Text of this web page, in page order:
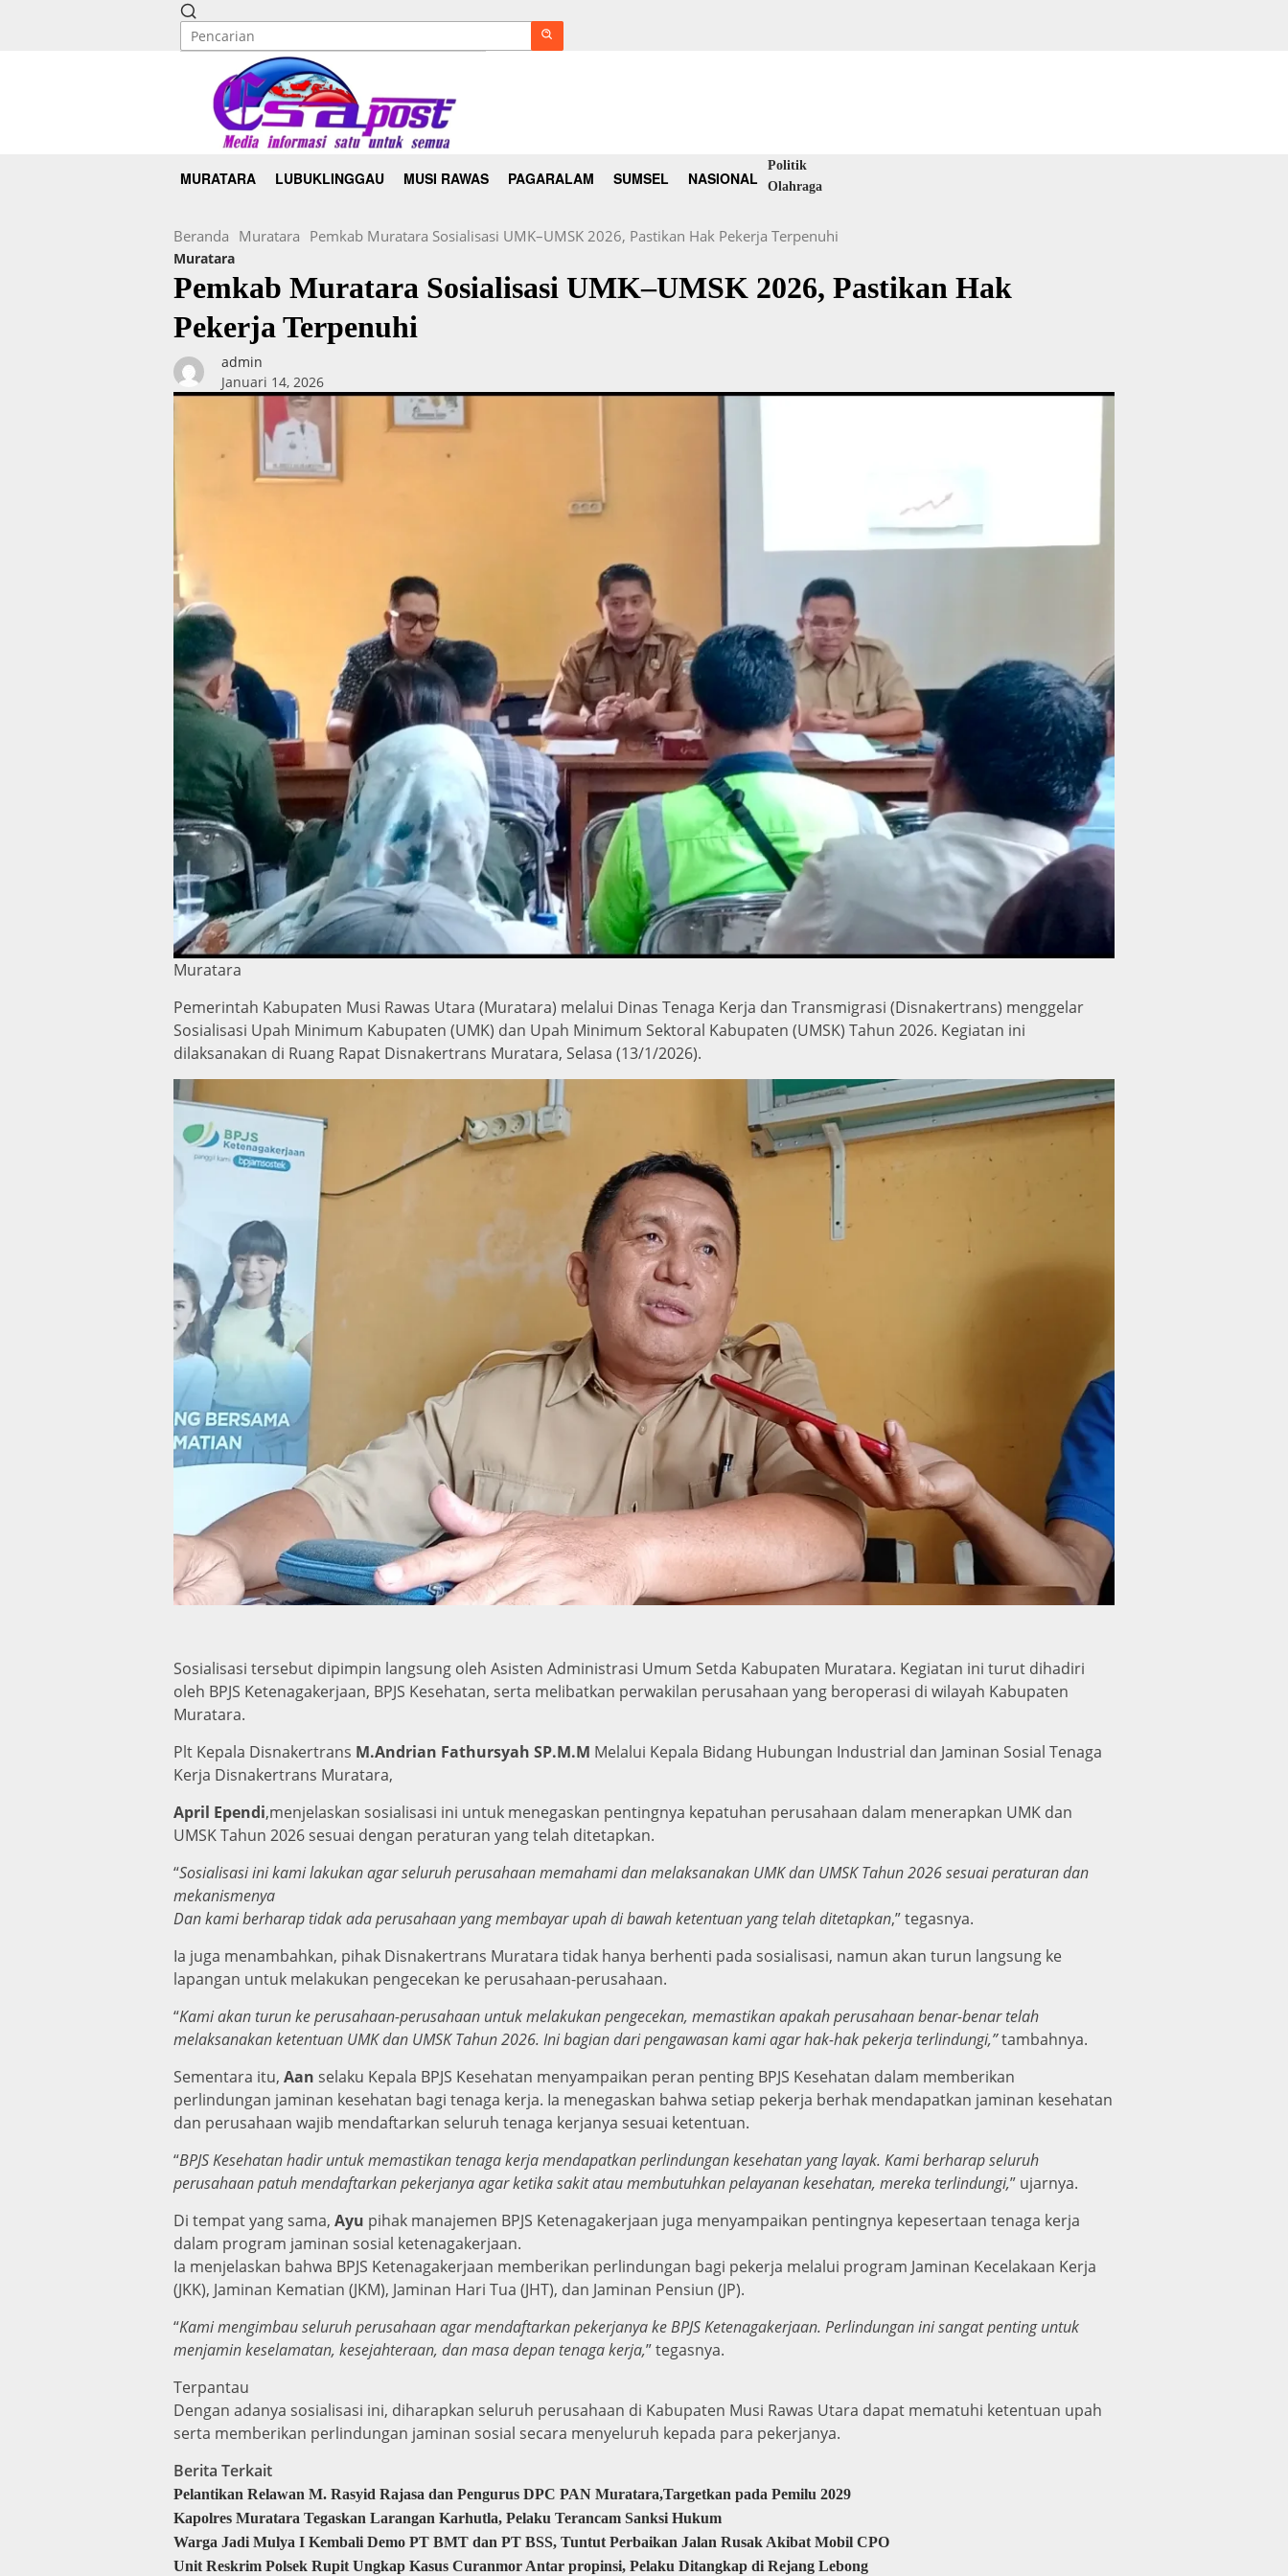
MURATARA LUBUKLINGGAU MUSI RAWAS PAGARALAM SUMSEL NASIONAL
Politik
Olahraga
Beranda Muratara Pemkab Muratara Sosialisasi UMK–UMSK 2026, Pastikan Hak Pekerja Terpenuhi
Muratara
Pemkab Muratara Sosialisasi UMK–UMSK 2026, Pastikan Hak
Pekerja Terpenuhi
admin
Januari 14, 2026
Muratara
Pemerintah Kabupaten Musi Rawas Utara (Muratara) melalui Dinas Tenaga Kerja dan Transmigrasi (Disnakertrans) menggelar
Sosialisasi Upah Minimum Kabupaten (UMK) dan Upah Minimum Sektoral Kabupaten (UMSK) Tahun 2026. Kegiatan ini
dilaksanakan di Ruang Rapat Disnakertrans Muratara, Selasa (13/1/2026).
Sosialisasi tersebut dipimpin langsung oleh Asisten Administrasi Umum Setda Kabupaten Muratara. Kegiatan ini turut dihadiri
oleh BPJS Ketenagakerjaan, BPJS Kesehatan, serta melibatkan perwakilan perusahaan yang beroperasi di wilayah Kabupaten
Muratara.
Plt Kepala Disnakertrans M.Andrian Fathursyah SP.M.M Melalui Kepala Bidang Hubungan Industrial dan Jaminan Sosial Tenaga
Kerja Disnakertrans Muratara,
April Ependi,menjelaskan sosialisasi ini untuk menegaskan pentingnya kepatuhan perusahaan dalam menerapkan UMK dan
UMSK Tahun 2026 sesuai dengan peraturan yang telah ditetapkan.
“Sosialisasi ini kami lakukan agar seluruh perusahaan memahami dan melaksanakan UMK dan UMSK Tahun 2026 sesuai peraturan dan
mekanismenya
Dan kami berharap tidak ada perusahaan yang membayar upah di bawah ketentuan yang telah ditetapkan,” tegasnya.
Ia juga menambahkan, pihak Disnakertrans Muratara tidak hanya berhenti pada sosialisasi, namun akan turun langsung ke
lapangan untuk melakukan pengecekan ke perusahaan-perusahaan.
“Kami akan turun ke perusahaan-perusahaan untuk melakukan pengecekan, memastikan apakah perusahaan benar-benar telah
melaksanakan ketentuan UMK dan UMSK Tahun 2026. Ini bagian dari pengawasan kami agar hak-hak pekerja terlindungi,”tambahnya.
Sementara itu, Aan selaku Kepala BPJS Kesehatan menyampaikan peran penting BPJS Kesehatan dalam memberikan
perlindungan jaminan kesehatan bagi tenaga kerja. Ia menegaskan bahwa setiap pekerja berhak mendapatkan jaminan kesehatan
dan perusahaan wajib mendaftarkan seluruh tenaga kerjanya sesuai ketentuan.
“BPJS Kesehatan hadir untuk memastikan tenaga kerja mendapatkan perlindungan kesehatan yang layak. Kami berharap seluruh
perusahaan patuh mendaftarkan pekerjanya agar ketika sakit atau membutuhkan pelayanan kesehatan, mereka terlindungi,” ujarnya.
Di tempat yang sama, Ayu pihak manajemen BPJS Ketenagakerjaan juga menyampaikan pentingnya kepesertaan tenaga kerja
dalam program jaminan sosial ketenagakerjaan.
Ia menjelaskan bahwa BPJS Ketenagakerjaan memberikan perlindungan bagi pekerja melalui program Jaminan Kecelakaan Kerja
(JKK), Jaminan Kematian (JKM), Jaminan Hari Tua (JHT), dan Jaminan Pensiun (JP).
“Kami mengimbau seluruh perusahaan agar mendaftarkan pekerjanya ke BPJS Ketenagakerjaan. Perlindungan ini sangat penting untuk
menjamin keselamatan, kesejahteraan, dan masa depan tenaga kerja,” tegasnya.
Terpantau
Dengan adanya sosialisasi ini, diharapkan seluruh perusahaan di Kabupaten Musi Rawas Utara dapat mematuhi ketentuan upah
serta memberikan perlindungan jaminan sosial secara menyeluruh kepada para pekerjanya.
Berita Terkait
Pelantikan Relawan M. Rasyid Rajasa dan Pengurus DPC PAN Muratara,Targetkan pada Pemilu 2029
Kapolres Muratara Tegaskan Larangan Karhutla, Pelaku Terancam Sanksi Hukum
Warga Jadi Mulya I Kembali Demo PT BMT dan PT BSS, Tuntut Perbaikan Jalan Rusak Akibat Mobil CPO
Unit Reskrim Polsek Rupit Ungkap Kasus Curanmor Antar propinsi, Pelaku Ditangkap di Rejang Lebong